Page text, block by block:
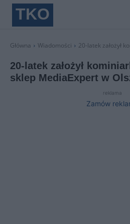
TKO
Główna Wiadomości 20-latek założył
20-latek założył
sklep MediaExpert w
reklama
Zamów